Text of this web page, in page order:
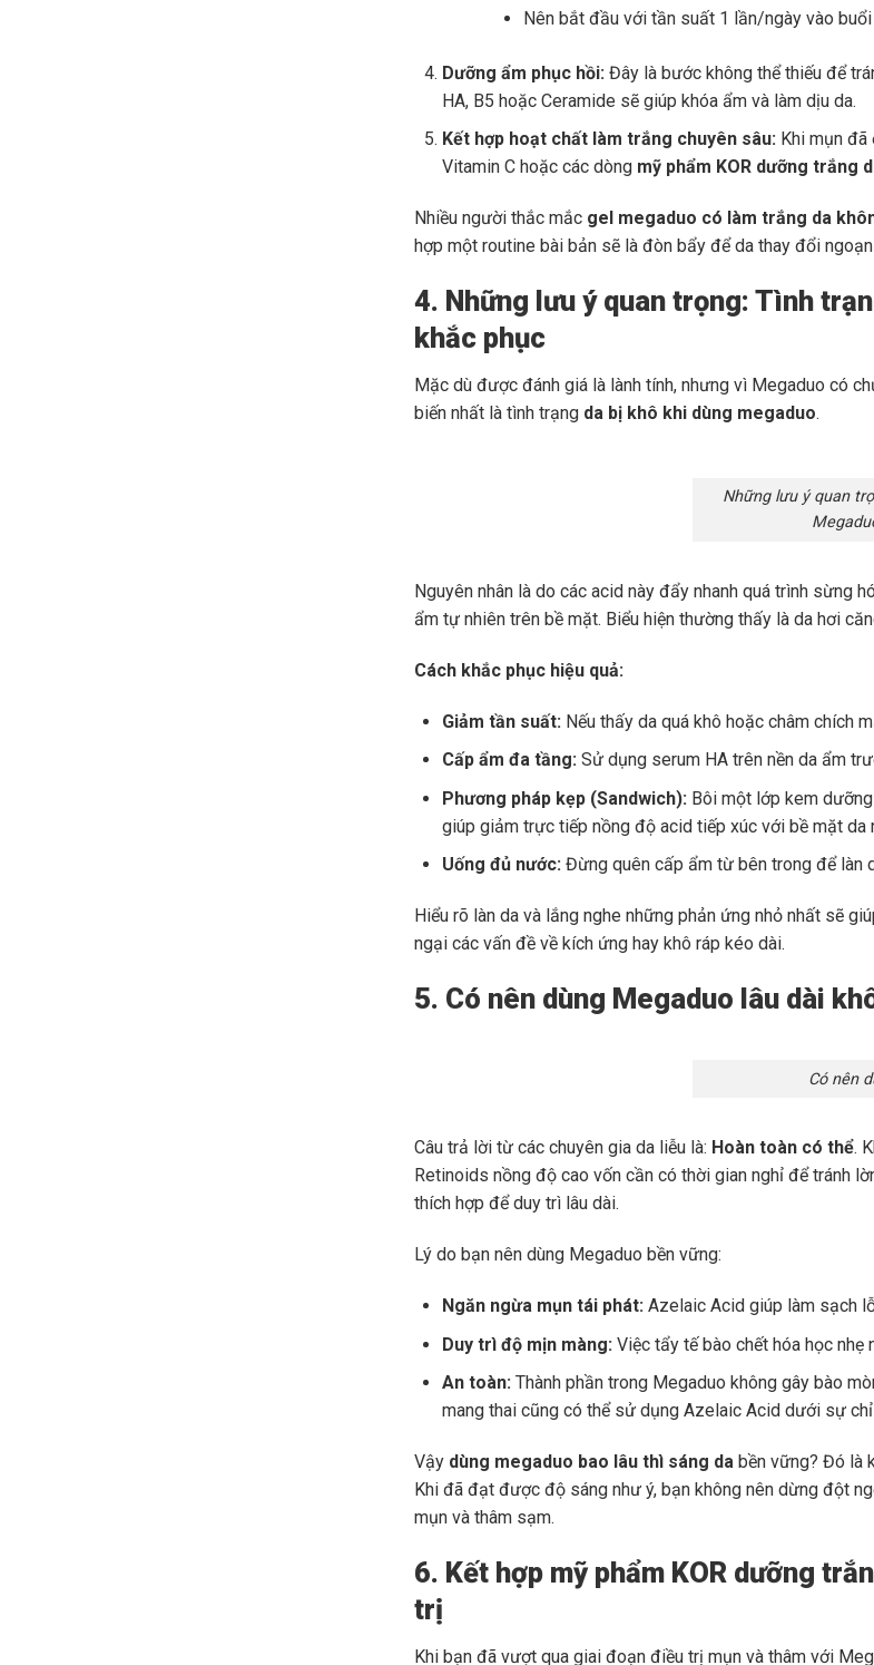
Nên bắt đầu với tần suất 1 lần/ngày vào
Dưỡng ẩm phục hồi: Đây là bước không thể thiếu để
HA, B5 hoặc Ceramide sẽ giúp khóa ẩm và làm dịu da.
Kết hợp hoạt chất làm trắng chuyên sâu: Khi mụn
Vitamin C hoặc các dòng mỹ phẩm KOR dưỡng trắng
Nhiều người thắc mắc gel megaduo có làm trắng da
hợp một routine bài bản sẽ là đòn bẩy để da thay đổi
4. Những lưu ý quan trọng: Tình
khắc phục
Mặc dù được đánh giá là lành tính, nhưng vì Megaduo có
biến nhất là tình trạng da bị khô khi dùng megaduo.
Những lưu ý quan
Nguyên nhân là do các acid này đẩy nhanh quá trình
ẩm tự nhiên trên bề mặt. Biểu hiện thường thấy là da hơi
Cách khắc phục hiệu quả:
Giảm tần suất: Nếu thấy da quá khô hoặc châm chích
Cấp ẩm đa tầng: Sử dụng serum HA trên nền da ẩm
Phương pháp kẹp (Sandwich): Bôi một lớp kem
giúp giảm trực tiếp nồng độ acid tiếp xúc với bề mặt
Uống đủ nước: Đừng quên cấp ẩm từ bên trong để làn
Hiểu rõ làn da và lắng nghe những phản ứng nhỏ nhất sẽ
ngại các vấn đề về kích ứng hay khô ráp kéo dài.
5. Có nên dùng Megaduo lâu dài
Có nên
Câu trả lời từ các chuyên gia da liễu là: Hoàn toàn có thể.
Retinoids nồng độ cao vốn cần có thời gian nghỉ để tránh
thích hợp để duy trì lâu dài.
Lý do bạn nên dùng Megaduo bền vững:
Ngăn ngừa mụn tái phát: Azelaic Acid giúp làm sạch
Duy trì độ mịn màng: Việc tẩy tế bào chết hóa học nhẹ
An toàn: Thành phần trong Megaduo không gây bào
mang thai cũng có thể sử dụng Azelaic Acid dưới sự
Vậy dùng megaduo bao lâu thì sáng da bền vững? Đó là
Khi đã đạt được độ sáng như ý, bạn không nên dừng đột
mụn và thâm sạm.
6. Kết hợp mỹ phẩm KOR dưỡng
trị
Khi bạn đã vượt qua giai đoạn điều trị mụn và thâm với